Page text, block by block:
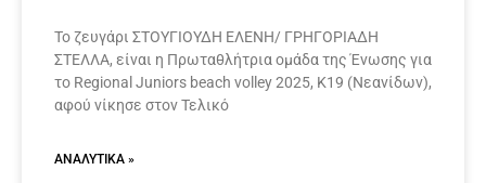
Το ζευγάρι ΣΤΟΥΓΙΟΥΔΗ ΕΛΕΝΗ/ ΓΡΗΓΟΡΙΑΔΗ
ΣΤΕΛΛΑ, είναι η Πρωταθλήτρια ομάδα της Ένωσης για
το Regional Juniors beach volley 2025, Κ19 (Νεανίδων),
αφού νίκησε στον Τελικό
ΑΝΑΛΥΤΙΚΆ »